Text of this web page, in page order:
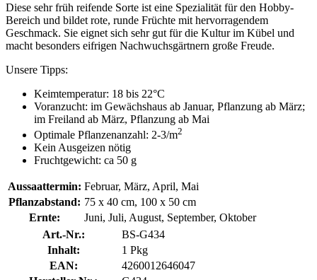
Diese sehr früh reifende Sorte ist eine Spezialität für den Hobby-
Bereich und bildet rote, runde Früchte mit hervorragendem
Geschmack. Sie eignet sich sehr gut für die Kultur im Kübel und
macht besonders eifrigen Nachwuchsgärtnern große Freude.
Unsere Tipps:
Keimtemperatur: 18 bis 22°C
Voranzucht: im Gewächshaus ab Januar, Pflanzung ab März;
im Freiland ab März, Pflanzung ab Mai
Optimale Pflanzenanzahl: 2-3/m2
Kein Ausgeizen nötig
Fruchtgewicht: ca 50 g
Aussaattermin: Februar, März, April, Mai
Pflanzabstand: 75 x 40 cm, 100 x 50 cm
Ernte:
Juni, Juli, August, September, Oktober
Art.-Nr.:
BS-G434
Inhalt:
1 Pkg
EAN:
4260012646047